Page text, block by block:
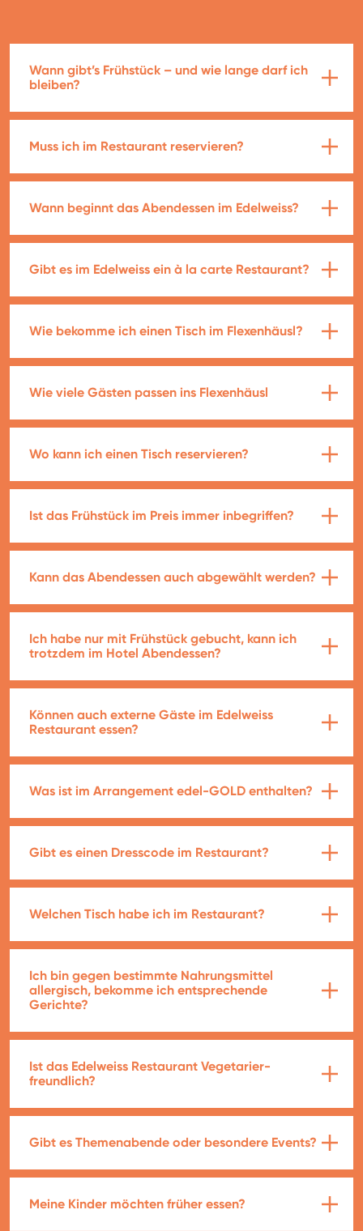
Wann gibt’s Frühstück – und wie lange darf ich
bleiben?
Muss ich im Restaurant reservieren?
Wann beginnt das Abendessen im Edelweiss?
Gibt es im Edelweiss ein à la carte Restaurant?
Wie bekomme ich einen Tisch im Flexenhäusl?
Wie viele Gästen passen ins Flexenhäusl
Wo kann ich einen Tisch reservieren?
Ist das Frühstück im Preis immer inbegriffen?
Kann das Abendessen auch abgewählt werden?
Ich habe nur mit Frühstück gebucht, kann ich
trotzdem im Hotel Abendessen?
Können auch externe Gäste im Edelweiss
Restaurant essen?
Was ist im Arrangement edel-GOLD enthalten?
Gibt es einen Dresscode im Restaurant?
Welchen Tisch habe ich im Restaurant?
Ich bin gegen bestimmte Nahrungsmittel
allergisch, bekomme ich entsprechende
Gerichte?
Ist das Edelweiss Restaurant Vegetarier-
freundlich?
Gibt es Themenabende oder besondere Events?
Meine Kinder möchten früher essen?